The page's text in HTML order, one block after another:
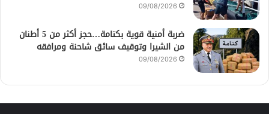
09/08/2026
ضربة أمنية قوية بكتامة…حجز أكثر من 5 أطنان
من الشيرا وتوقيف سائق شاحنة ومرافقه
09/08/2026